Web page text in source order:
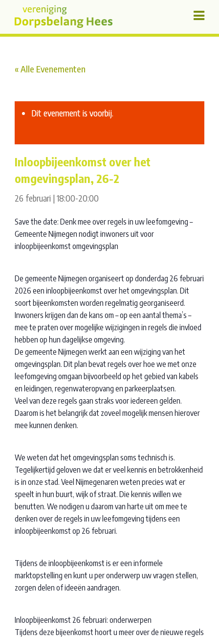
« Alle Evenementen
Dit evenement is voorbij.
Inloopbijeenkomst over het
omgevingsplan, 26-2
26 februari | 18:00-20:00
Save the date: Denk mee over regels in uw leefomgeving –
Gemeente Nijmegen nodigt inwoners uit voor
inloopbijeenkomst omgevingsplan
De gemeente Nijmegen organiseert op donderdag 26 februari
2026 een inloopbijeenkomst over het omgevingsplan. Dit
soort bijeenkomsten worden regelmatig georganiseerd.
Inwoners krijgen dan de kans om – op een aantal thema’s –
mee te praten over mogelijke wijzigingen in regels die invloed
hebben op hun dagelijkse omgeving.
De gemeente Nijmegen werkt aan een wijziging van het
omgevingsplan. Dit plan bevat regels over hoe we met onze
leefomgeving omgaan bijvoorbeeld op het gebied van kabels
en leidingen, regenwateropvang en parkeerplaatsen.
Veel van deze regels gaan straks voor iedereen gelden.
Daarom is het belangrijk dat zoveel mogelijk mensen hierover
mee kunnen denken.
We weten dat het omgevingsplan soms technisch is.
Tegelijkertijd geloven we dat er veel kennis en betrokkenheid
is in onze stad. Veel Nijmegenaren weten precies wat er
speelt in hun buurt, wijk of straat. Die kennis willen we
benutten. We nodigen u daarom van harte uit om mee te
denken over de regels in uw leefomgeving tijdens een
inloopbijeenkomst op 26 februari.
Tijdens de inloopbijeenkomst is er een informele
marktopstelling en kunt u per onderwerp uw vragen stellen,
zorgen delen of ideeën aandragen.
Inloopbijeenkomst 26 februari: onderwerpen
Tijdens deze bijeenkomst hoort u meer over de nieuwe regels